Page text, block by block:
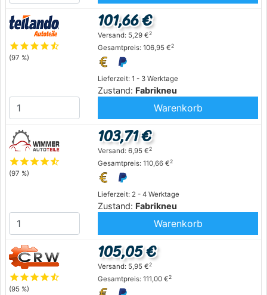
starstarstarstarstar_half
(97 %)
Lieferzeit: 1 - 3 Werktage
Zustand: Fabrikneu
101,66 €
Versand: 5,29 €2
Gesamtpreis: 106,95 €2
Warenkorb
starstarstarstarstar_half
(97 %)
Lieferzeit: 2 - 4 Werktage
Zustand: Fabrikneu
103,71 €
Versand: 6,95 €2
Gesamtpreis: 110,66 €2
Warenkorb
starstarstarstarstar_half
(95 %)
105,05 €
Versand: 5,95 €2
Gesamtpreis: 111,00 €2